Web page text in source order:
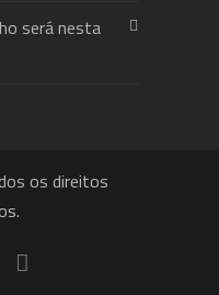
será nesta
os direitos